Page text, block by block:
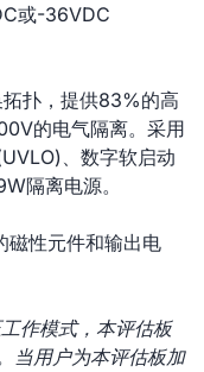
或-36VDC
扑，提供83%的高
的电气隔离。采用
、数字软启动
隔离电源。
磁性元件和输出电
作模式，本评估板
当用户为本评估板加